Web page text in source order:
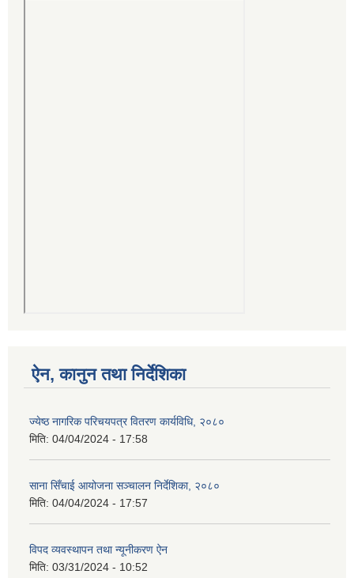
ऐन, कानुन तथा निर्देशिका
ज्येष्ठ नागरिक परिचयपत्र वितरण कार्यविधि, २०८०
मिति: 04/04/2024 - 17:58
साना सिँचाई आयोजना सञ्चालन निर्देशिका, २०८०
मिति: 04/04/2024 - 17:57
विपद व्यवस्थापन तथा न्यूनीकरण ऐन
मिति: 03/31/2024 - 10:52